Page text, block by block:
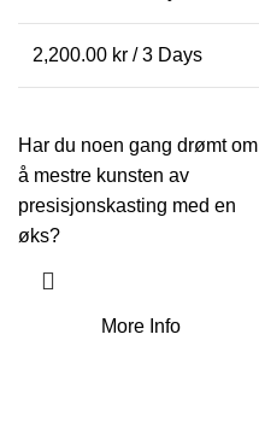
2,200.00 kr / 3 Days
Har du noen gang drømt om
å mestre kunsten av
presisjonskasting med en
øks?
More Info